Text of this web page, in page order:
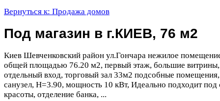
Вернуться к: Продажа домов
Под магазин в г.КИЕВ, 76 м2
Киев Шевченковский район ул.Гончара нежилое
общей площадью 76.20 м2, первый этаж, большие витрины,
отдельный вход, торговый зал 33м2 подсобные помещения,
санузел, Н=3.90, мощность 10 кВт, Идеально подходит под
красоты, отделение банка, ...